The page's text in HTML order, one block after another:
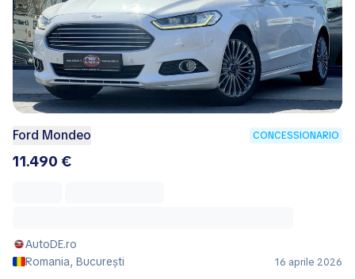
Ford Mondeo CONCESSIONARIO
11.490 €
AutoDE.ro
Romania, București
16 aprile 2026